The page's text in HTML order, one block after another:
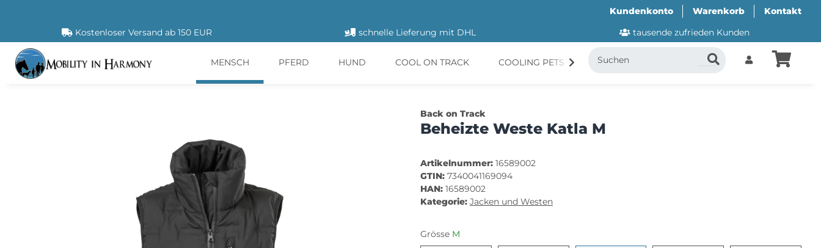
Kundenkonto Warenkorb
Kontakt
Kostenloser Versand ab 150 EUR
schnelle Lieferung mit DHL tausende zufrieden Kunden
MENSCH PFERD HUND COOL ON TRACK COOLING PETS CANI.COOL SUITICAL
Back on Track
Beheizte Weste Katla M
Artikelnummer: 16589002
GTIN: 7340041169094
HAN: 16589002
Kategorie: Jacken und Westen
Grösse M